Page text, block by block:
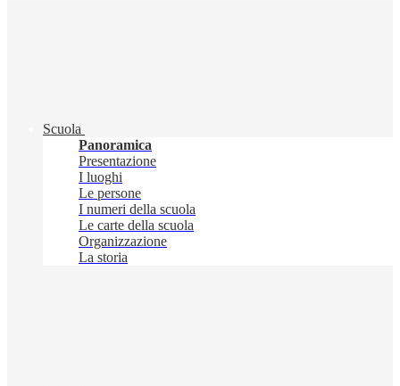
Scuola
Panoramica
Presentazione
I luoghi
Le persone
I numeri della scuola
Le carte della scuola
Organizzazione
La storia